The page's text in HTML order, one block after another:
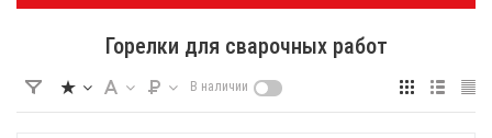
Горелки для сварочных работ
В наличии